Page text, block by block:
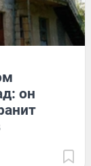
он